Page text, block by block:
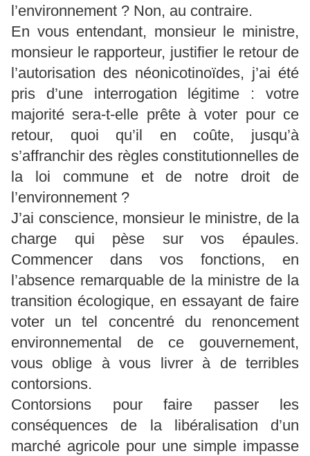
l’environnement ? Non, au contraire.
En vous entendant, monsieur le ministre,
monsieur le rapporteur, justifier le retour de
l’autorisation des néonicotinoïdes, j’ai été
pris d’une interrogation légitime : votre
majorité sera-t-elle prête à voter pour ce
retour, quoi qu’il en coûte, jusqu’à
s’affranchir des règles constitutionnelles de
la loi commune et de notre droit de
l’environnement ?
J’ai conscience, monsieur le ministre, de la
charge qui pèse sur vos épaules.
Commencer dans vos fonctions, en
l’absence remarquable de la ministre de la
transition écologique, en essayant de faire
voter un tel concentré du renoncement
environnemental de ce gouvernement,
vous oblige à vous livrer à de terribles
contorsions.
Contorsions pour faire passer les
conséquences de la libéralisation d’un
marché agricole pour une simple impasse